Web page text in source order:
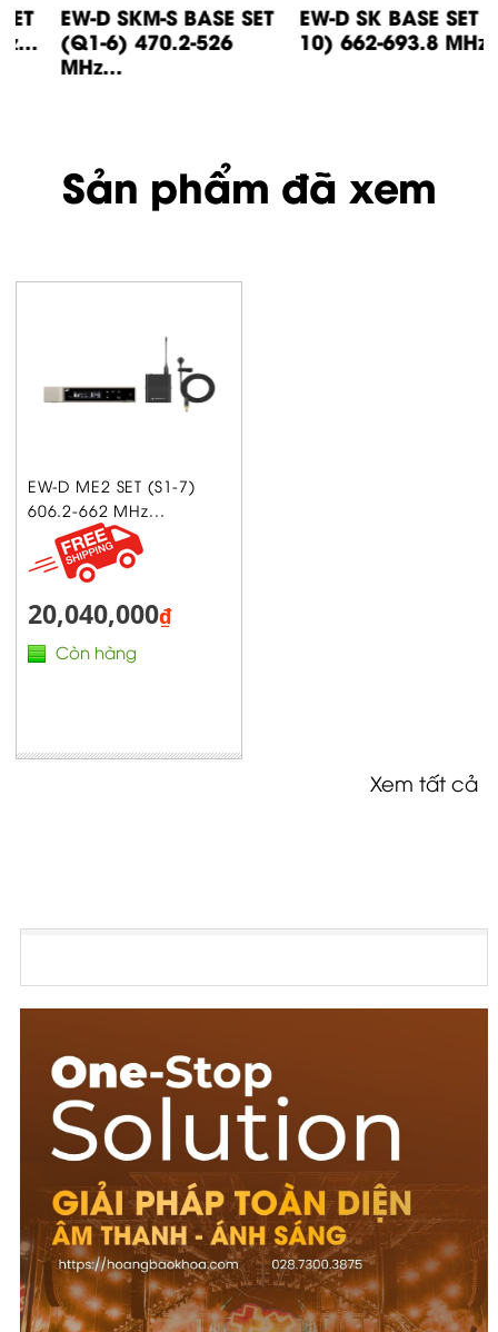
EW-D SKM-S BASE SET
(Q1-6) 470.2-526
MHz...
EW-D SK BASE SET (S7-
10) 662-693.8 MHz...
Sản phẩm đã xem
EW-D ME2 SET (S1-7)
606.2-662 MHz...
20,040,000₫
Còn hàng
Xem tất cả